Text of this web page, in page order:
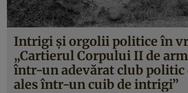
Intrigi și orgolii politice în
„Cartierul Corpului II de
într-un adevărat club politic
ales într-un cuib de intrigi”